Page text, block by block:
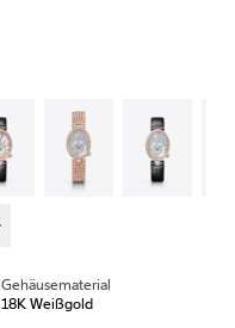
Gehäusematerial
18K Weißgold